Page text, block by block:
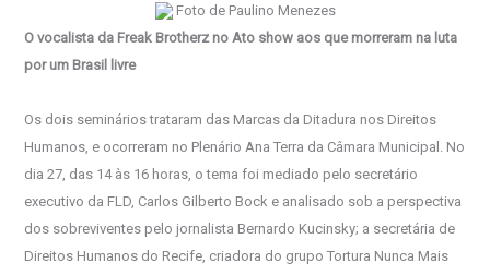
Foto de Paulino Menezes
O vocalista da Freak Brotherz no Ato show aos que morreram na luta
por um Brasil livre
Os dois seminários trataram das Marcas da Ditadura nos Direitos
Humanos, e ocorreram no Plenário Ana Terra da Câmara Municipal. No
dia 27, das 14 às 16 horas, o tema foi mediado pelo secretário
executivo da FLD, Carlos Gilberto Bock e analisado sob a perspectiva
dos sobreviventes pelo jornalista Bernardo Kucinsky; a secretária de
Direitos Humanos do Recife, criadora do grupo Tortura Nunca Mais